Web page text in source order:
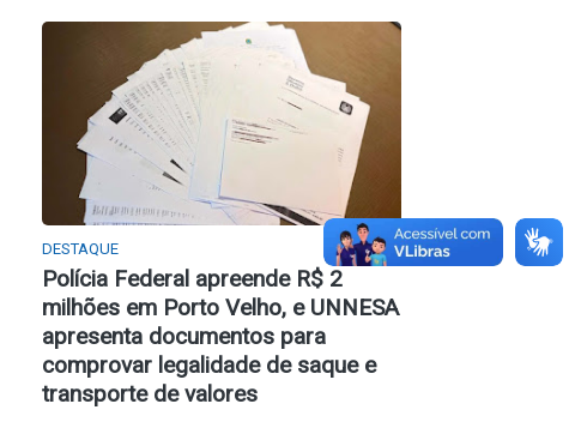
DESTAQUE
Polícia Federal apreende R$ 2
milhões em Porto Velho, e UNNESA
apresenta documentos para
comprovar legalidade de saque e
transporte de valores